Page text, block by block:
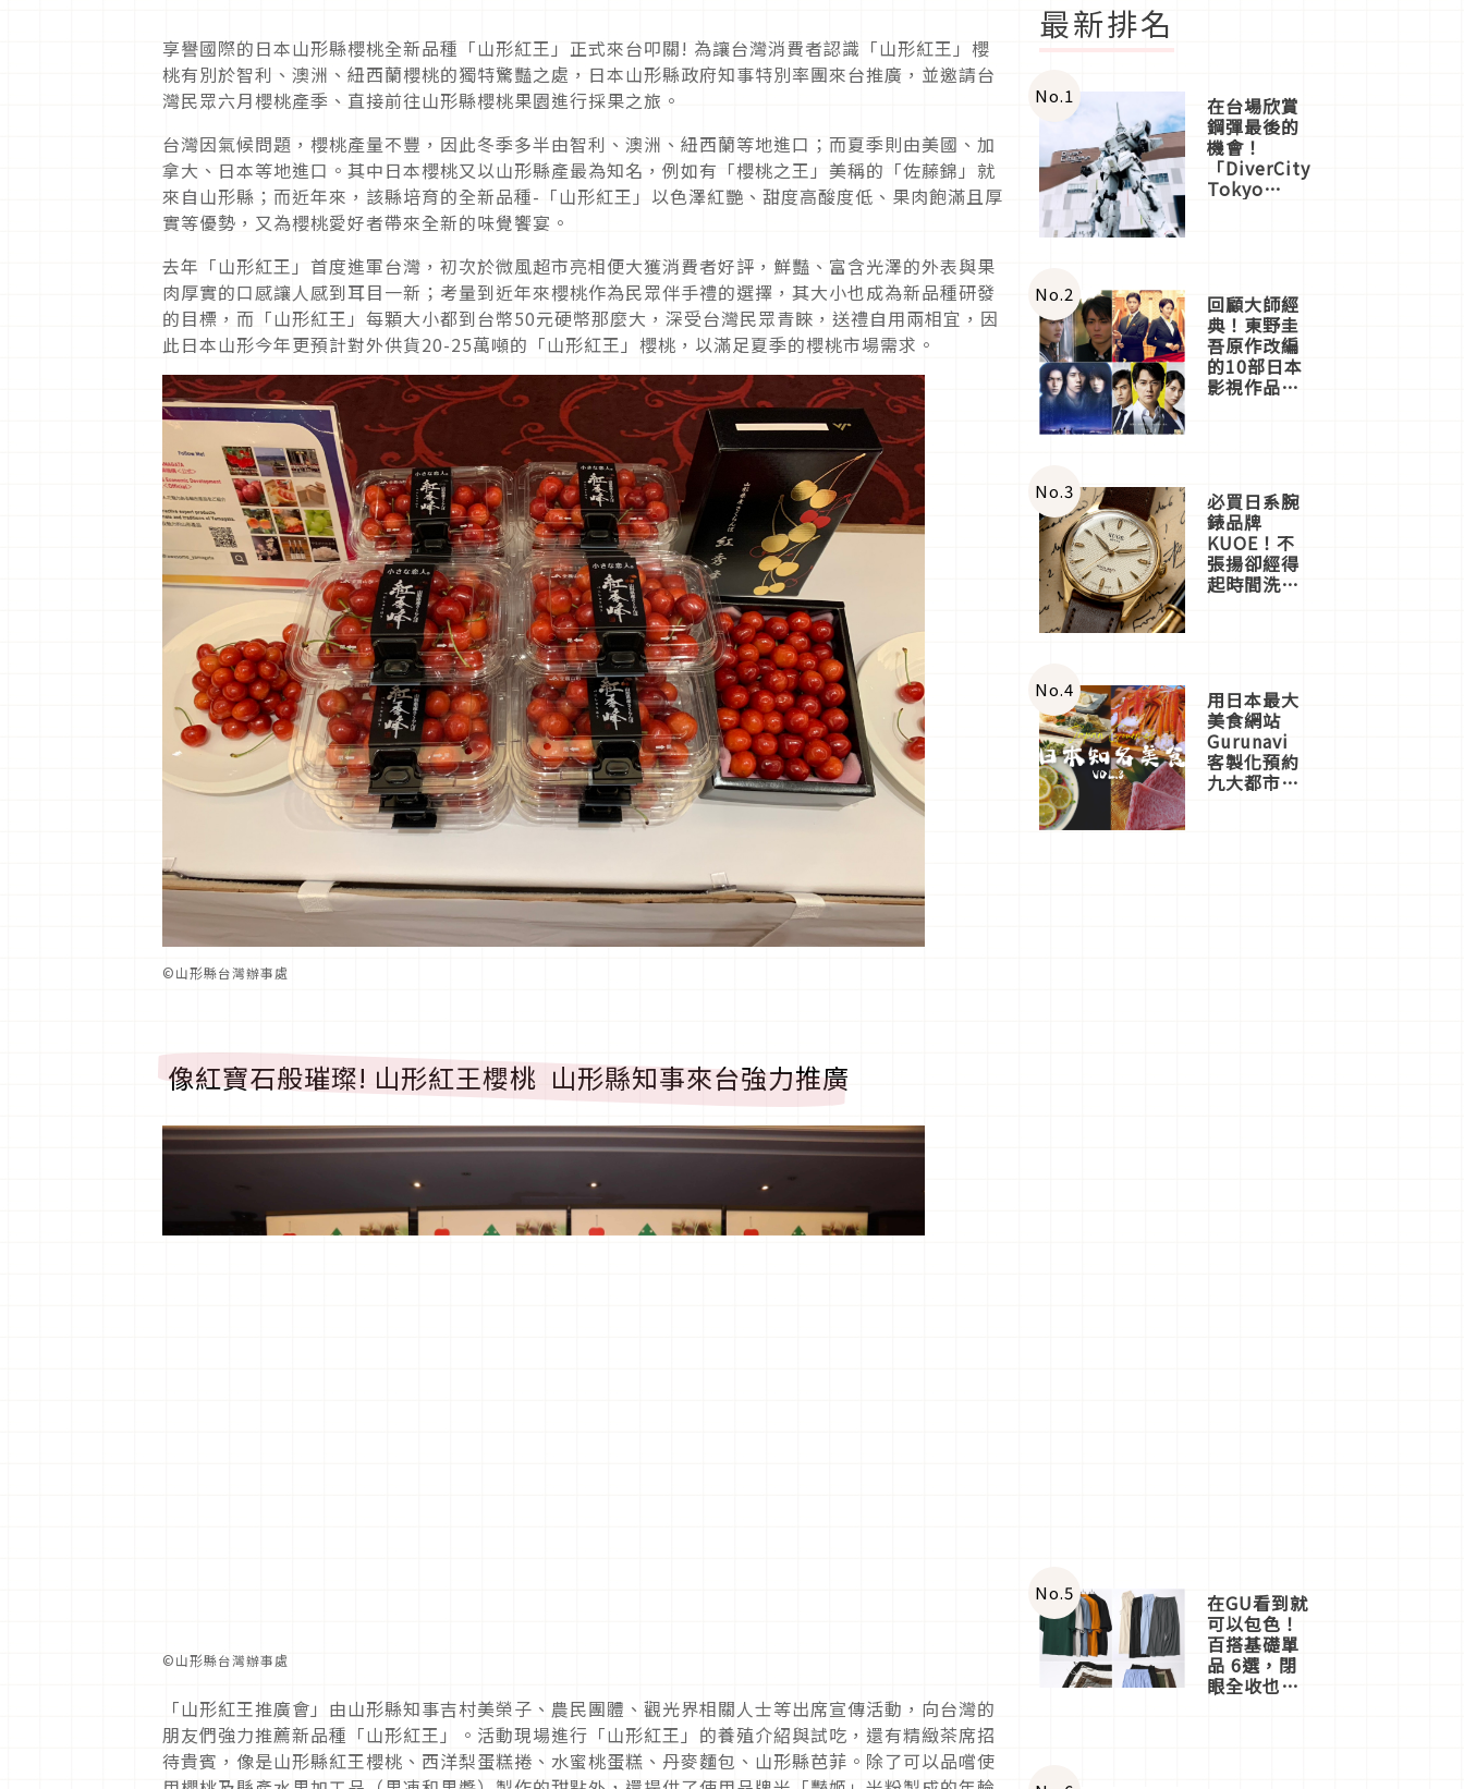
享譽國際的日本山形縣櫻桃全新品種「山形紅王」正式來台叩關! 為讓台灣消費者認識「山形紅王」櫻
桃有別於智利、澳洲、紐西蘭櫻桃的獨特驚豔之處，日本山形縣政府知事特別率團來台推廣，並邀請台
灣民眾六月櫻桃產季、直接前往山形縣櫻桃果園進行採果之旅。
台灣因氣候問題，櫻桃產量不豐，因此冬季多半由智利、澳洲、紐西蘭等地進口；而夏季則由美國、加
拿大、日本等地進口。其中日本櫻桃又以山形縣產最為知名，例如有「櫻桃之王」美稱的「佐藤錦」就
來自山形縣；而近年來，該縣培育的全新品種- 「山形紅王」以色澤紅艷、甜度高酸度低、果肉飽滿且厚
實等優勢，又為櫻桃愛好者帶來全新的味覺饗宴。
去年「山形紅王」首度進軍台灣，初次於微風超市亮相便大獲消費者好評，鮮豔、富含光澤的外表與果
肉厚實的口感讓人感到耳目一新；考量到近年來櫻桃作為民眾伴手禮的選擇，其大小也成為新品種研發
的目標，而「山形紅王」每顆大小都到台幣50元硬幣那麼大，深受台灣民眾青睞，送禮自用兩相宜，因
此日本山形今年更預計對外供貨20-25萬噸的「山形紅王」櫻桃，以滿足夏季的櫻桃市場需求。
©︎山形縣台灣辦事處
像紅寶石般璀璨! 山形紅王櫻桃 山形縣知事來台強力推廣
©︎山形縣台灣辦事處
「山形紅王推廣會」由山形縣知事吉村美榮子、農民團體、觀光界相關人士等出席宣傳活動，向台灣的
朋友們強力推薦新品種「山形紅王」。活動現場進行「山形紅王」的養殖介紹與試吃，還有精緻茶席招
待貴賓，像是山形縣紅王櫻桃、西洋梨蛋糕捲、水蜜桃蛋糕、丹麥麵包、山形縣芭菲。除了可以品嚐使
最新排名
No.1 在台場欣賞
鋼彈最後的
機會！
「DiverCity
Tokyo
體驗
No.2 回顧大師經
典！東野圭
吾原作改編
的10部日本
影視作品推
No.3 必買日系腕
錶品牌
KUOE！不
張揚卻經得
起時間洗鍊
No.4 用日本最大
美食網站
Gurunavi
客製化預約
九大都市餐
No.5 在GU看到就
可以包色！
百搭基礎單
品 6選，閉
眼全收也不